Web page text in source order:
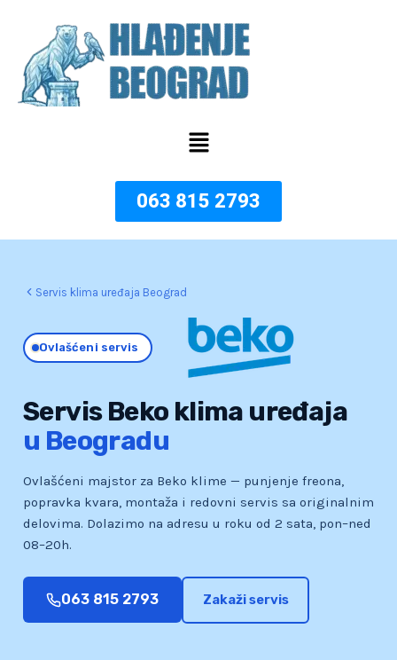
садржај
Menu
063 815 2793
Servis klima uređaja Beograd
Ovlašćeni servis
Servis Beko klima uređaja
u Beogradu
Ovlašćeni majstor za Beko klime — punjenje freona,
popravka kvara, montaža i redovni servis sa originalnim
delovima. Dolazimo na adresu u roku od 2 sata, pon–ned
08–20h.
063 815 2793 Zakaži servis